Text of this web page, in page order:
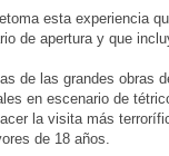
esta experiencia
de apertura y que
de las grandes obras
en escenario de
la visita más
de 18 años.